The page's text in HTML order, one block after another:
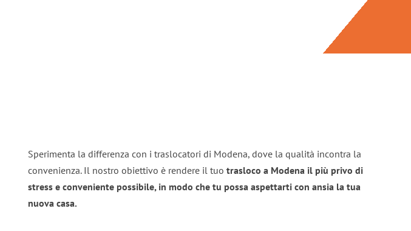
Sperimenta la differenza con i traslocatori di Modena, dove la qualità incontra la
convenienza. Il nostro obiettivo è rendere il tuo trasloco a Modena il più privo di
stress e conveniente possibile, in modo che tu possa aspettarti con ansia la tua
nuova casa.